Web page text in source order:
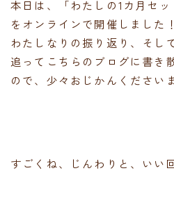
本日は、「わたしの1カ月セ
をオンラインで開催しました！
わたしなりの振り返り、そし
追ってこちらのブログに書き
ので、少々おじかんください
すごくね、じんわりと、いい